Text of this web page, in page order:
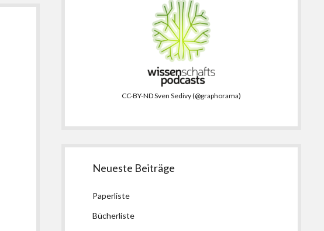
CC-BY-ND Sven Sedivy (@graphorama)
Neueste Beiträge
Paperliste
Bücherliste